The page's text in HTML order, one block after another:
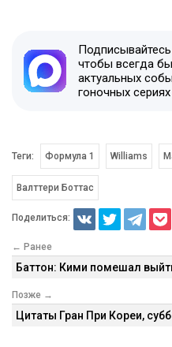
чтобы всегда
актуальных
гоночных сериях
Теги: Формула 1 Williams
Валттери Боттас
Поделиться:
← Ранее
Баттон: Кими помешал
Позже →
Цитаты Гран При Кореи,